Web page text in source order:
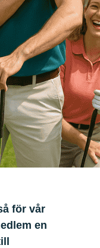
för vår
en